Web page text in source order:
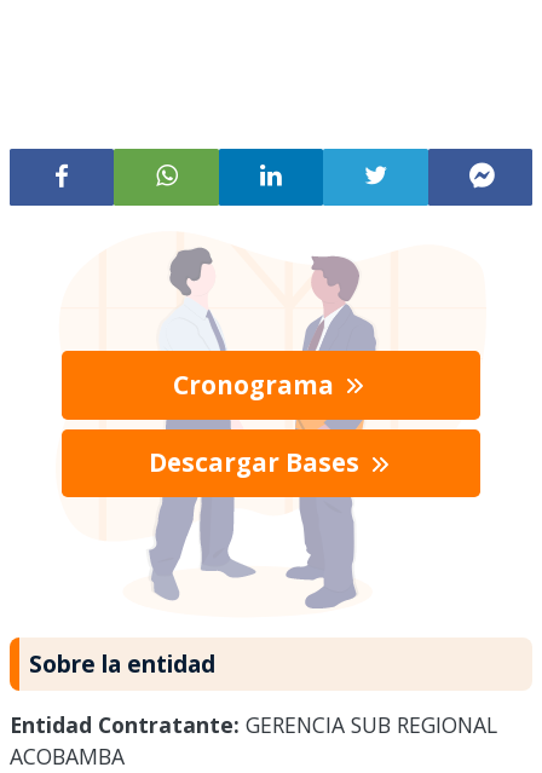
Cronograma
Descargar Bases
Sobre la entidad
Entidad Contratante: GERENCIA SUB REGIONAL
ACOBAMBA